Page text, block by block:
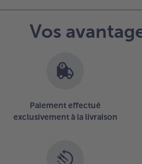
Vos
Paiement effectué
exclusivement à la livraison